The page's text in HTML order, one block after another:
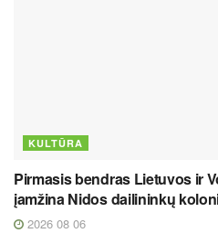
KULTŪRA
Pirmasis bendras Lietuvos ir
įamžina Nidos dailininkų
2026 08 06